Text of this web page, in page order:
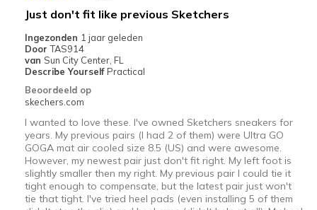
Casual Wear
Width
Feels too narrow
Sizing
Feels half size too small
Just don't fit like previous Sketchers
Ingezonden 1 jaar geleden
Door TAS914
van Sun City Center, FL
Describe Yourself Practical
Beoordeeld op
skechers.com
I wanted to love these. I've owned Sketchers sneakers for
years. My previous pairs (I had 2 of them) were Ultra GO
GOGA mat air cooled size 8.5 (US) and were awesome.
However, my newest pair just don't fit right. My left foot is
slightly smaller then my right. My previous pair I could tie it
tight enough to compensate, but the latest pair just won't
tie that tight. I've tried heel pads (even installing 5 of them